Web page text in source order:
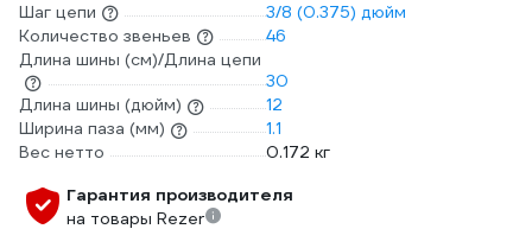
Шаг цепи
3/8 (0.375) дюйм
Количество звеньев
46
Длина шины (см)/Длина цепи
30
Длина шины (дюйм)
12
Ширина паза (мм)
1.1
Вес нетто
0.172 кг
Гарантия производителя
на товары Rezer